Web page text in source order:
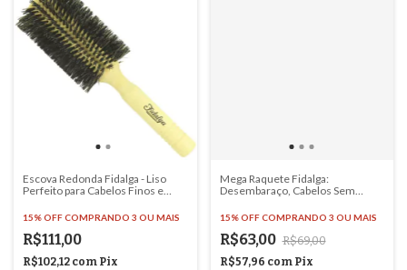
Escova Redonda Fidalga - Liso
Perfeito para Cabelos Finos e
15% OFFCOMPRANDO 3 OU MAIS
R$111,00
R$102,12 com Pix
Mega Raquete Fidalga:
Desembaraço, Cabelos Sem
15% OFF COMPRANDO 3 OU MAIS
R$63,00 R$69,00
R$57,96 com Pix